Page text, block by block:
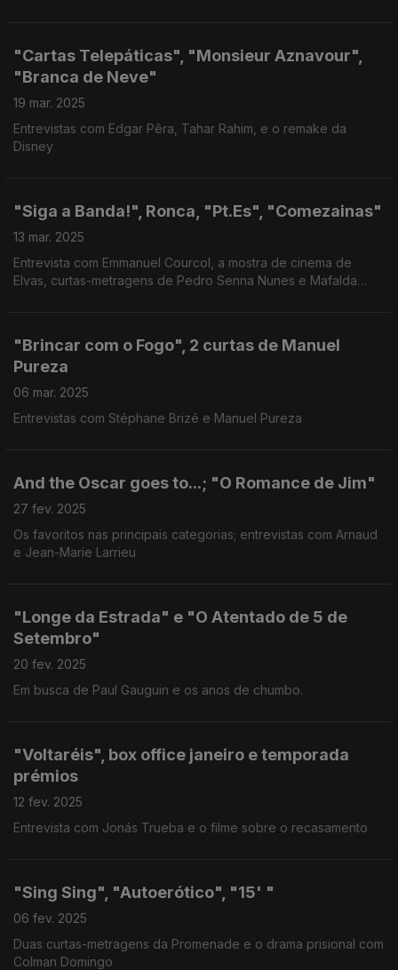
"Cartas Telepáticas", "Monsieur Aznavour",
"Branca de Neve"
19 mar. 2025
Entrevistas com Edgar Pêra, Tahar Rahim, e o remake da
Disney
"Siga a Banda!", Ronca, "Pt.Es", "Comezainas"
13 mar. 2025
Entrevista com Emmanuel Courcol, a mostra de cinema de
Elvas, curtas-metragens de Pedro Senna Nunes e Mafalda
"Brincar com o Fogo", 2 curtas de Manuel
Pureza
06 mar. 2025
Entrevistas com Stéphane Brizé e Manuel Pureza
And the Oscar goes to...; "O Romance de Jim"
27 fev. 2025
Os favoritos nas principais categorias; entrevistas com Arnaud
e Jean-Marie Larrieu
"Longe da Estrada" e "O Atentado de 5 de
Setembro"
20 fev. 2025
Em busca de Paul Gauguin e os anos de chumbo.
"Voltaréis", box office janeiro e temporada
prémios
12 fev. 2025
Entrevista com Jonás Trueba e o filme sobre o recasamento
"Sing Sing", "Autoerótico", "15' "
06 fev. 2025
Duas curtas-metragens da Promenade e o drama prisional com
Colman Domingo